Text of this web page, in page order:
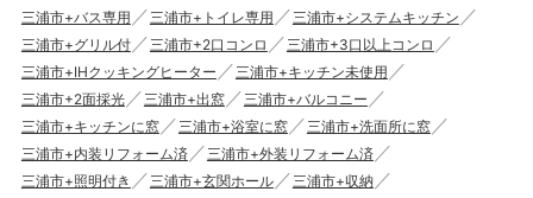
三浦市+バス専用
三浦市+トイレ専用
三浦市+システムキッチン
三浦市+グリル付
三浦市+2口コンロ
三浦市+3口以上コンロ
三浦市+IHクッキングヒーター
三浦市+キッチン未使用
三浦市+2面採光
三浦市+出窓
三浦市+バルコニー
三浦市+キッチンに窓
三浦市+浴室に窓
三浦市+洗面所に窓
三浦市+内装リフォーム済
三浦市+外装リフォーム済
三浦市+照明付き
三浦市+玄関ホール
三浦市+収納